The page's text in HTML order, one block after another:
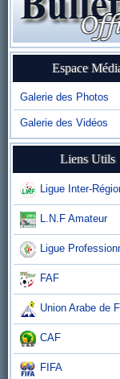
Espace
Galerie des Photos
Galerie des Vidéos
Liens Utils
Ligue Inter-
L.N.F Amateur
Ligue
FAF
Union Arabe de
CAF
FIFA